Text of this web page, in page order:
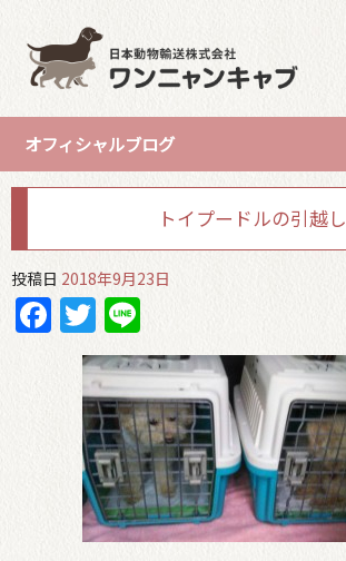
オフィシャルブログ
トイプードルの引越し
投稿日 2018年9月23日
Facebook
Twitter